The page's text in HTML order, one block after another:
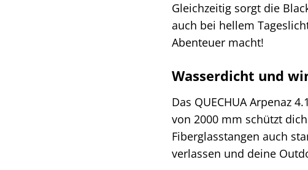
Gleichzeitig sorgt die
auch bei hellem
Abenteuer macht!
Wasserdicht und
Das QUECHUA Arpenaz
von 2000 mm schützt
Fiberglasstangen auch
verlassen und deine